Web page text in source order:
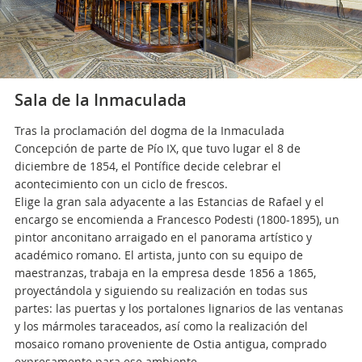
Sala de la Inmaculada
Tras la proclamación del dogma de la Inmaculada
Concepción de parte de Pío IX, que tuvo lugar el 8 de
diciembre de 1854, el Pontífice decide celebrar el
acontecimiento con un ciclo de frescos.
Elige la gran sala adyacente a las Estancias de Rafael y el
encargo se encomienda a Francesco Podesti (1800-1895), un
pintor anconitano arraigado en el panorama artístico y
académico romano. El artista, junto con su equipo de
maestranzas, trabaja en la empresa desde 1856 a 1865,
proyectándola y siguiendo su realización en todas sus
partes: las puertas y los portalones lignarios de las ventanas
y los mármoles taraceados, así como la realización del
mosaico romano proveniente de Ostia antigua, comprado